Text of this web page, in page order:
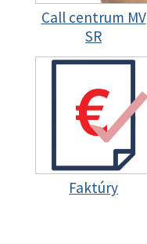
Call centrum MV
SR
Faktúry